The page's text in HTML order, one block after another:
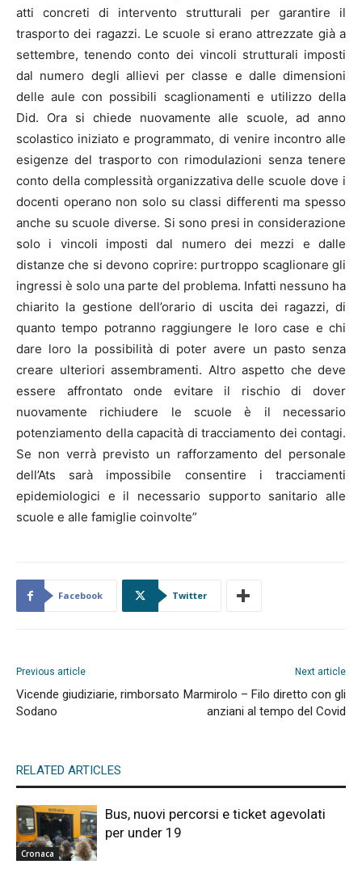
atti concreti di intervento strutturali per garantire il
trasporto dei ragazzi. Le scuole si erano attrezzate già a
settembre, tenendo conto dei vincoli strutturali imposti
dal numero degli allievi per classe e dalle dimensioni
delle aule con possibili scaglionamenti e utilizzo della
Did. Ora si chiede nuovamente alle scuole, ad anno
scolastico iniziato e programmato, di venire incontro alle
esigenze del trasporto con rimodulazioni senza tenere
conto della complessità organizzativa delle scuole dove i
docenti operano non solo su classi differenti ma spesso
anche su scuole diverse. Si sono presi in considerazione
solo i vincoli imposti dal numero dei mezzi e dalle
distanze che si devono coprire: purtroppo scaglionare gli
ingressi è solo una parte del problema. Infatti nessuno ha
chiarito la gestione dell’orario di uscita dei ragazzi, di
quanto tempo potranno raggiungere le loro case e chi
dare loro la possibilità di poter avere un pasto senza
creare ulteriori assembramenti. Altro aspetto che deve
essere affrontato onde evitare il rischio di dover
nuovamente richiudere le scuole è il necessario
potenziamento della capacità di tracciamento dei contagi.
Se non verrà previsto un rafforzamento del personale
dell’Ats sarà impossibile consentire i tracciamenti
epidemiologici e il necessario supporto sanitario alle
scuole e alle famiglie coinvolte”
Facebook Twitter
Previous article
Vicende giudiziarie, rimborsato
Sodano
Next article
Marmirolo – Filo diretto con gli
anziani al tempo del Covid
RELATED ARTICLES
Cronaca
Bus, nuovi percorsi e ticket agevolati
per under 19